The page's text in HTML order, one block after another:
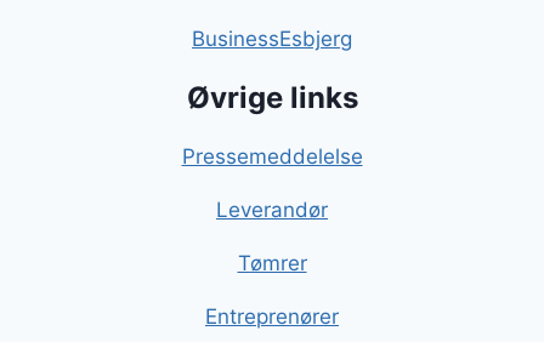
BusinessEsbjerg
Øvrige links
Pressemeddelelse
Leverandør
Tømrer
Entreprenører